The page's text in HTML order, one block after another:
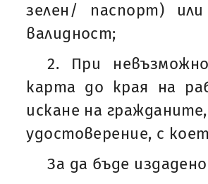
зелен/ паспорт)
валидност;
2. При
карта до края на
искане на
удостоверение, с
За да бъде